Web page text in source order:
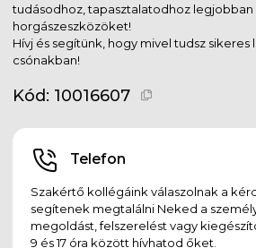
tudásodhoz, tapasztalatodhoz legjobban
horgászeszközöket!
Hívj és segítünk, hogy mivel tudsz sikeres
csónakban!
Kód: 10016607
Telefon
Szakértő kollégáink válaszolnak a
segítenek megtalálni Neked a
megoldást, felszerelést vagy
9 és 17 óra között hívhatod őket.